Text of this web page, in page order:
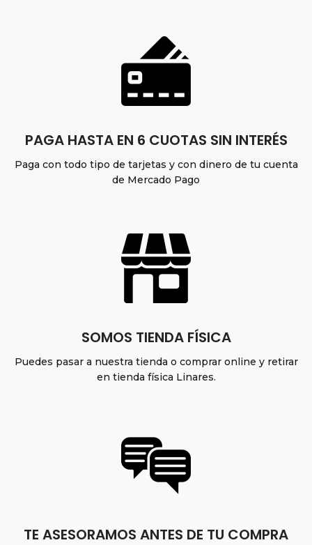
PAGA HASTA EN 6 CUOTAS SIN INTERÉS
Paga con todo tipo de tarjetas y con dinero de tu cuenta
de Mercado Pago
SOMOS TIENDA FÍSICA
Puedes pasar a nuestra tienda o comprar online y retirar
en tienda física Linares.
TE ASESORAMOS ANTES DE TU COMPRA